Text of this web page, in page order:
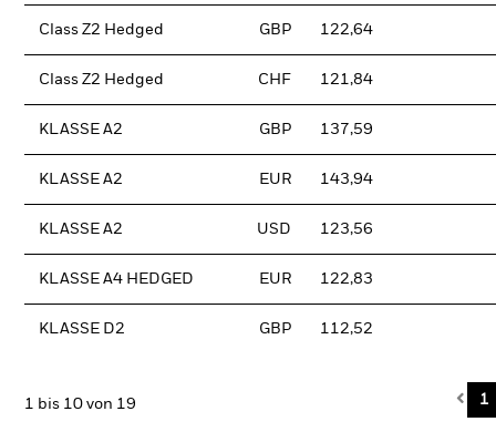
Class Z2 Hedged GBP 122,64
Class Z2 Hedged CHF 121,84
KLASSE A2 GBP 137,59
KLASSE A2 EUR 143,94
KLASSE A2 USD 123,56
KLASSE A4 HEDGED EUR 122,83
KLASSE D2 GBP 112,52
1 bis 10 von 19 1